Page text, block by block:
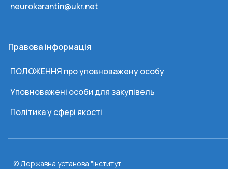
neurokarantin@ukr.net
Правова інформація
ПОЛОЖЕННЯ про уповноважену особу
Уповноважені особи для закупівель
Політика у сфері якості
© Державна установа "Інститут